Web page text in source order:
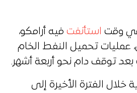
وقت استأنفت فيه أرامكو،
عمليات تحميل النفط الخام
توقف دام نحو أربعة أشهر.
الفترة الأخيرة إلى